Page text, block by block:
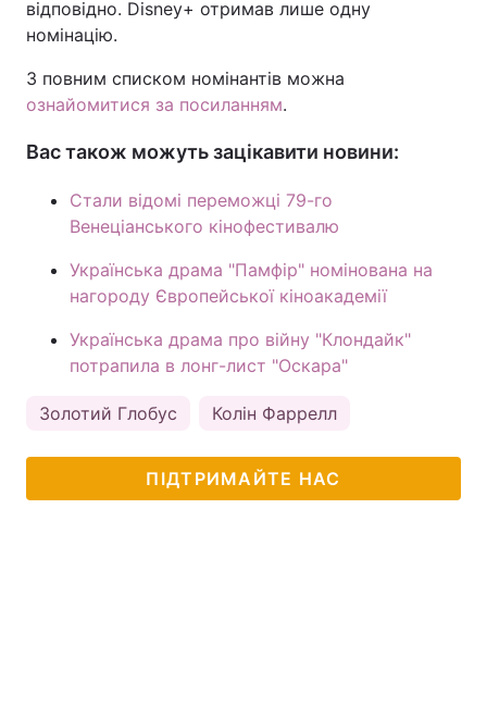
відповідно. Disney+ отримав лише одну
номінацію.
З повним списком номінантів можна
ознайомитися за посиланням.
Вас також можуть зацікавити новини:
Стали відомі переможці 79-го
Венеціанського кінофестивалю
Українська драма "Памфір" номінована на
нагороду Європейської кіноакадемії
Українська драма про війну "Клондайк"
потрапила в лонг-лист "Оскара"
Золотий Глобус Колін Фаррелл
ПІДТРИМАЙТЕ НАС